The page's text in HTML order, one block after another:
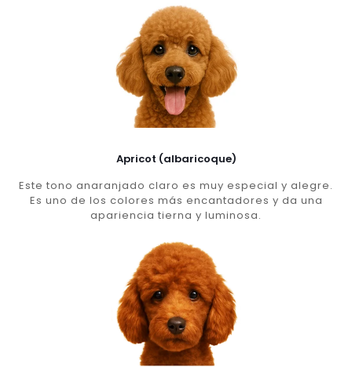
Apricot (albaricoque)
Este tono anaranjado claro es muy especial y alegre.
Es uno de los colores más encantadores y da una
apariencia tierna y luminosa.